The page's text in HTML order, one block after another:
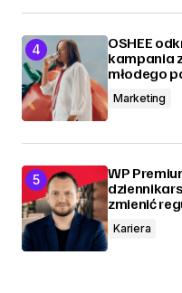
OSHEE
kampania
młodego
Marketing
WP
zmienić
Kariera